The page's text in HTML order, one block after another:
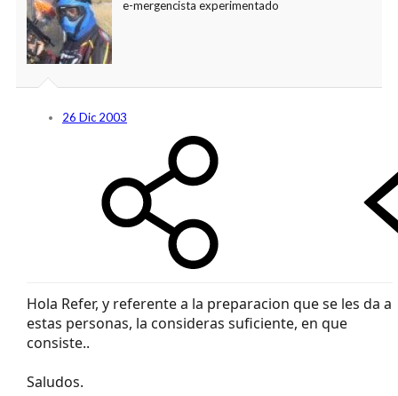
e-mergencista experimentado
26 Dic 2003
Hola Refer, y referente a la preparacion que se les da a
estas personas, la consideras suficiente, en que
consiste..
Saludos.